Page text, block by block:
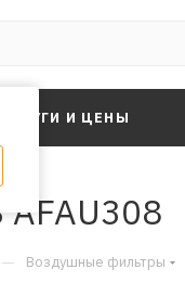
УСЛУГИ И ЦЕНЫ
— Воздушные фильтры